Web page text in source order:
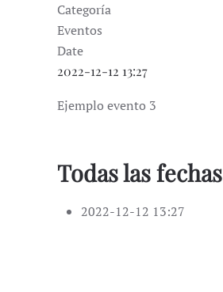
Categoría
Eventos
Date
2022-12-12 13:27
Ejemplo evento 3
Todas las fechas
2022-12-12 13:27